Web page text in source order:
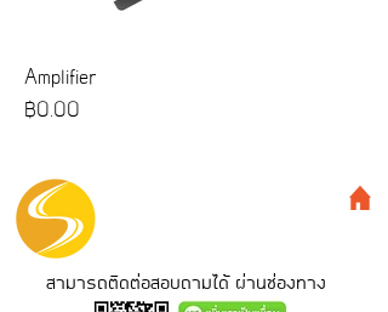
Amplifier
ราคา
฿0.00
สามารถติดต่อสอบถามได้ ผ่านช่องทาง